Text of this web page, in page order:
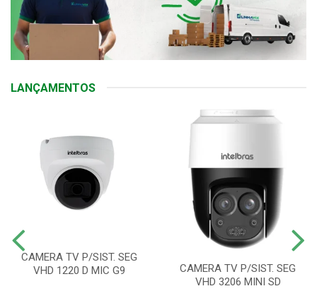
LANÇAMENTOS
CAMERA TV P/SIST. SEG
VHD 1220 D MIC G9
CAMERA TV P/SIST. SEG
VHD 3206 MINI SD